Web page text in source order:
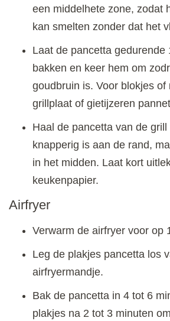
een middelhete zone, zodat
kan smelten zonder dat het
Laat de pancetta gedurende
bakken en keer hem om
goudbruin is. Voor blokjes of
grillplaat of gietijzeren
Haal de pancetta van de grill
knapperig is aan de rand,
in het midden. Laat kort
keukenpapier.
Airfryer
Verwarm de airfryer voor op
Leg de plakjes pancetta los
airfryermandje.
Bak de pancetta in 4 tot 6
plakjes na 2 tot 3 minuten